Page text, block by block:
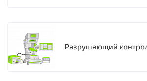
Разрушающий